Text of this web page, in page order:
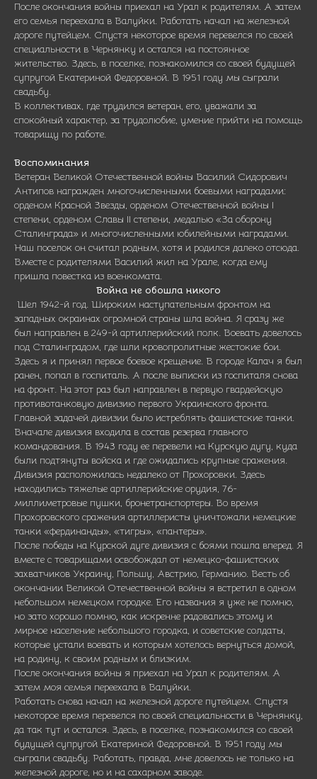
После окончания войны приехал на Урал к родителям. А затем
его семья переехала в Валуйки. Работать начал на железной
дороге путейцем. Спустя некоторое время перевелся по своей
специальности в Чернянку и остался на постоянное
жительство. Здесь, в поселке, познакомился со своей будущей
супругой Екатериной Федоровной. В 1951 году мы сыграли
свадьбу.
В коллективах, где трудился ветеран, его, уважали за
спокойный характер, за трудолюбие, умение прийти на помощь
товарищу по ра­боте.
Воспоминания
Ветеран Великой Отечественной войны Василий Сидорович
Антипов награжден многочисленными боевыми наградами:
орденом Красной Звезды, орде­ном Отечественной войны I
степени, орденом Славы II степени, медалью «За оборону
Сталинграда» и мно­гочисленными юбилейными наградами.
Наш поселок он считал родным, хотя и родился далеко отсюда.
Вместе с родителями Василий жил на Урале, когда ему
пришла повестка из военкомата.
Война не обошла никого
Шел 1942-й год. Широким наступательным фронтом на
западных окраинах огромной страны шла война. Я сразу же
был направлен в 249-й артиллерийский полк. Воевать довелось
под Сталинградом, где шли кровопролитные жестокие бои.
Здесь я и принял первое боевое крещение. В городе Калач я был
ранен, попал в госпиталь. А после выписки из госпиталя снова
на фронт. На этот раз был направлен в первую гвардейскую
противотанковую дивизию первого Украинского фронта.
Главной задачей дивизии было истреблять фашистские танки.
Вначале дивизия входила в состав резерва главного
командования. В 1943 году ее перевели на Курскую дугу, куда
были подтянуты войска и где ожидались крупные сражения.
Дивизия расположилась недалеко от Прохоровки. Здесь
находились тяжелые артиллерийские орудия, 76-
миллиметровые пушки, бронетранспортеры. Во время
Прохоровского сражения артиллеристы уничтожали немецкие
танки «фердинанды», «тигры», «пантеры».
После победы на Курской дуге дивизия с боями пошла вперед. Я
вместе с товарищами освобождал от немецко-фашистских
захватчиков Украину, Польшу, Австрию, Германию. Весть об
окончании Великой Отечественной войны я встретил в одном
небольшом немецком городке. Его названия я уже не помню,
но зато хорошо помню, как искренне радовались этому и
мирное население небольшого городка, и советские солдаты,
которые устали воевать и которым хотелось вернуться домой,
на родину, к своим родным и близким.
После окончания войны я приехал на Урал к родителям. А
затем моя семья переехала в Валуйки.
Работать снова начал на железной дороге путейцем. Спустя
некоторое время перевелся по своей специальности в Чернянку,
да так тут и остался. Здесь, в поселке, познакомился со своей
будущей супругой Екатериной Федоровной. В 1951 году мы
сыграли свадьбу. Работать, правда, мне довелось не только на
железной дороге, но и на сахарном заводе.